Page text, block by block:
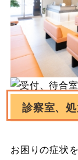
診察室、
お困りの症状